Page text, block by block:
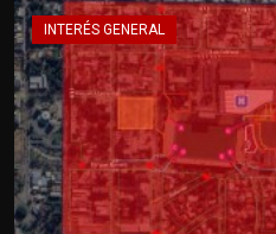
INTERÉS GENERAL